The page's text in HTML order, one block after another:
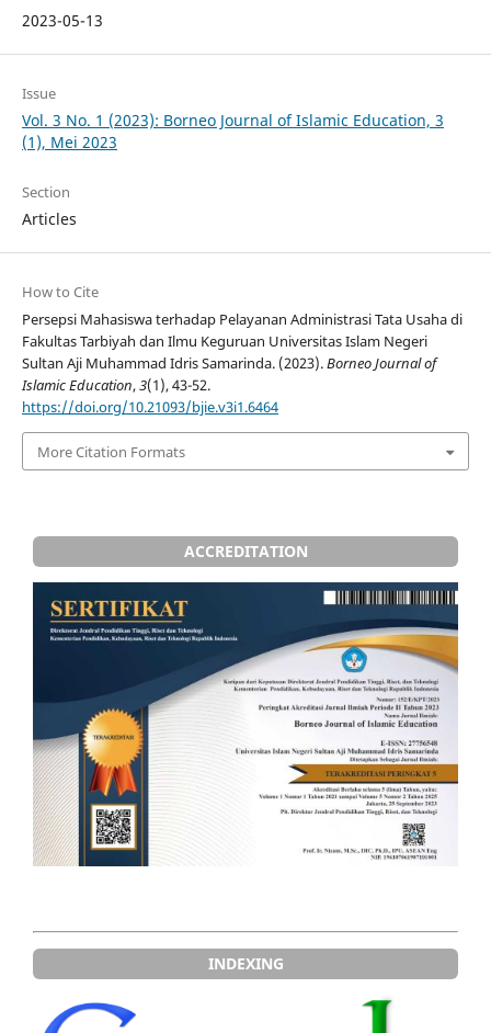
2023-05-13
Issue
Vol. 3 No. 1 (2023): Borneo Journal of Islamic Education, 3
(1), Mei 2023
Section
Articles
How to Cite
Persepsi Mahasiswa terhadap Pelayanan Administrasi Tata Usaha di
Fakultas Tarbiyah dan Ilmu Keguruan Universitas Islam Negeri
Sultan Aji Muhammad Idris Samarinda. (2023).Borneo Journal of
Islamic Education,3(1), 43-52.
https://doi.org/10.21093/bjie.v3i1.6464
More Citation Formats
ACCREDITATION
INDEXING